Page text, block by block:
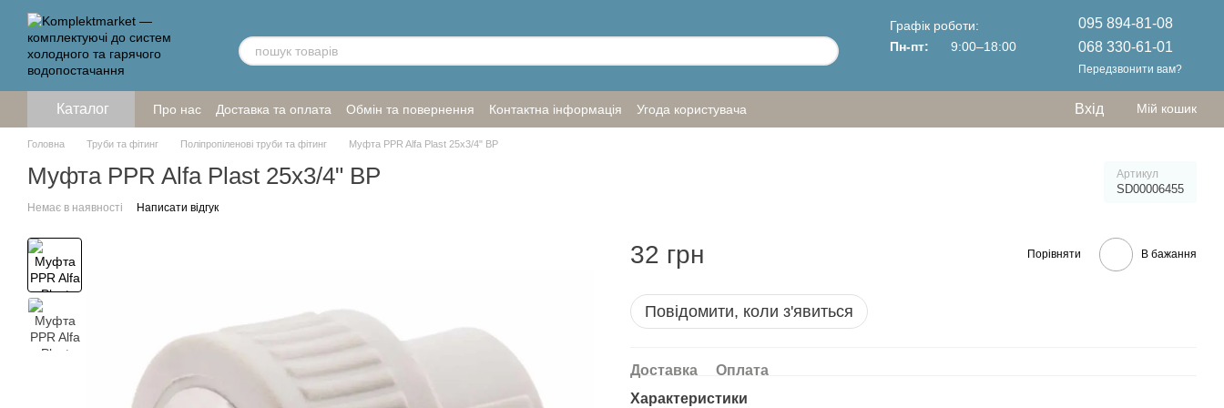
Перейти до основного контенту
Графік роботи:
Пн-пт:
9:00–18:00
095 894-81-08
068 330-61-01
Передзвонити вам?
Каталог Про нас Доставка та оплата Обмін та повернення Контактна інформація Угода користувача Вхід Мій кошик
Головна Труби та фітинг Поліпропіленові труби та фітинг Муфта PPR Alfa Plast 25х3/4" ВР
Муфта PPR Alfa Plast 25х3/4" ВР Артикул
SD00006455
Немає в наявності Написати відгук
32 грн Порівняти В бажання
Повідомити, коли з'явиться
Доставка
Оплата
Характеристики